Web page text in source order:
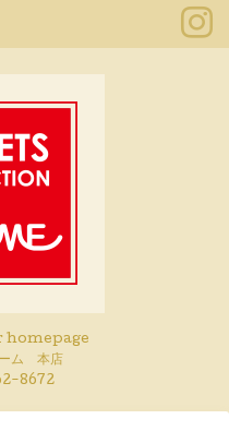
homepage
ーム 本店
8672